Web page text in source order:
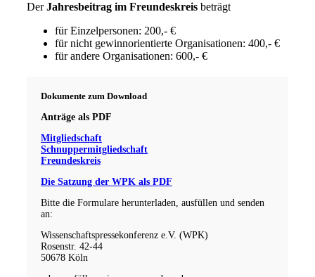
DerJahresbeitrag im Freundeskreisbeträgt
für Einzelpersonen: 200,- €
für nicht gewinnorientierte Organisationen: 400,- €
für andere Organisationen: 600,- €
Dokumente zum Download
Anträge als PDF
Mitgliedschaft
Schnuppermitgliedschaft
Freundeskreis
Die Satzung der WPK als PDF
Bitte die Formulare herunterladen, ausfüllen und senden
an:
Wissenschaftspressekonferenz e.V. (WPK)
Rosenstr. 42-44
50678 Köln